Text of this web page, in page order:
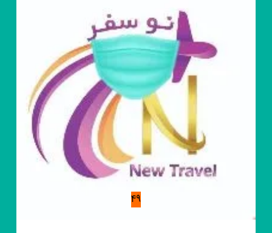
جان
(ع)
اهواز
49